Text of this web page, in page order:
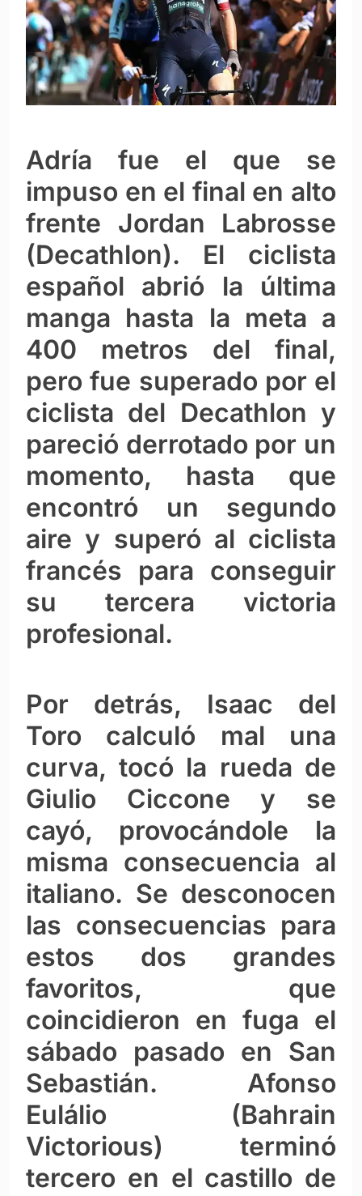
Adría fue el que se
impuso en el final en alto
frente Jordan Labrosse
(Decathlon). El ciclista
español abrió la última
manga hasta la meta a
400 metros del final,
pero fue superado por el
ciclista del Decathlon y
pareció derrotado por un
momento, hasta que
encontró un segundo
aire y superó al ciclista
francés para conseguir
su tercera victoria
profesional.
Por detrás, Isaac del
Toro calculó mal una
curva, tocó la rueda de
Giulio Ciccone y se
cayó, provocándole la
misma consecuencia al
italiano. Se desconocen
las consecuencias para
estos dos grandes
favoritos, que
coincidieron en fuga el
sábado pasado en San
Sebastián. Afonso
Eulálio (Bahrain
Victorious) terminó
tercero en el castillo de